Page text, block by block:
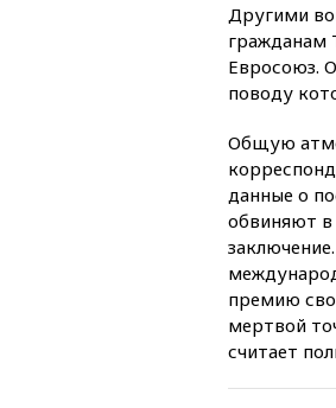
Другими
гражданам
Евросоюз.
поводу
Общую
данные о
обвиняют в
премию
мертвой
считает